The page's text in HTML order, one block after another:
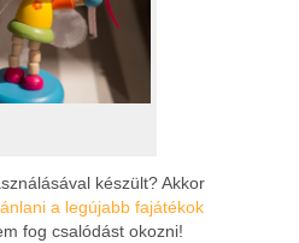
készült? Akkor
a legújabb fajátékok
fog csalódást okozni!